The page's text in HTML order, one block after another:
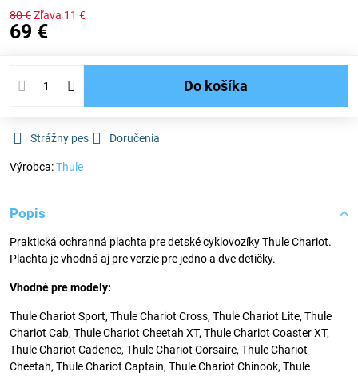
80 €Zľava 11 €
69 €
Do košíka
Strážny pes Doručenia
Výrobca:Thule
Popis
Praktická ochranná plachta pre detské cyklovozíky Thule Chariot.
Plachta je vhodná aj pre verzie pre jedno a dve detičky.
Vhodné pre modely:
Thule Chariot Sport, Thule Chariot Cross, Thule Chariot Lite, Thule
Chariot Cab, Thule Chariot Cheetah XT, Thule Chariot Coaster XT,
Thule Chariot Cadence, Thule Chariot Corsaire, Thule Chariot
Cheetah, Thule Chariot Captain, Thule Chariot Chinook, Thule